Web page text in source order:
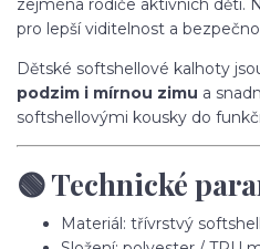
zejména rodiče aktivních dětí.
pro lepší viditelnost a
Dětské softshellové kalhoty
podzim i mírnou zimu a
softshellovými kousky do
🟢 Technické
Materiál: třívrstvý softshell